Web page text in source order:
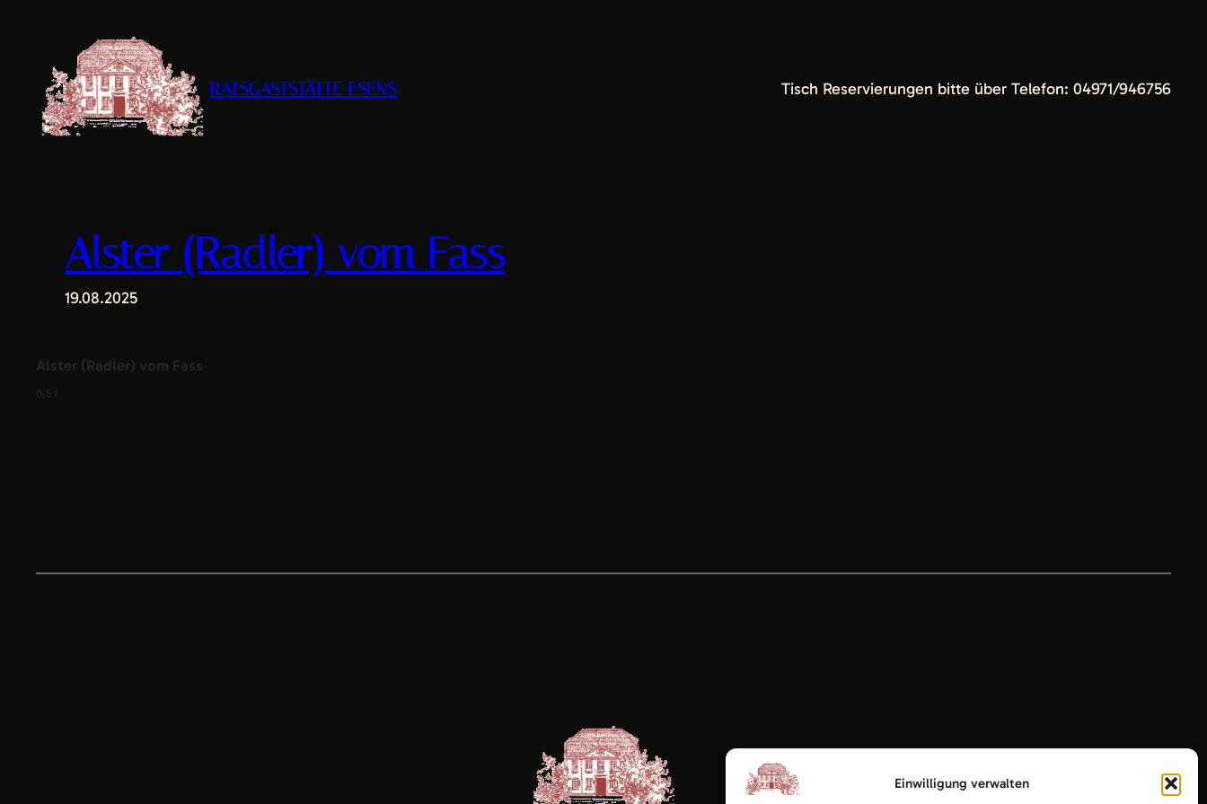
Einwilligung verwalten
springen
RATSGASTSTÄTTE ESENS Tisch Reservierungen bitte über Telefon: 04971/946756
Alster (Radler) vom Fass
19.08.2025
Alster (Radler) vom Fass
0,5 l